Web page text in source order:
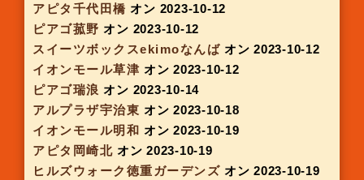
京阪スイーツボックス 新大阪地下
09-14
おおとりウィングスオン 2023-09-14
アピタ各務原オン 2023-09-14
イオンタウン千種オン 2023-09-14
アピタ長久手オン 2023-09-14
アピタ港オン 2023-09-14
イオンモール鶴見緑地オン 2023-09-15
イオンモール鈴鹿オン 2023-09-20